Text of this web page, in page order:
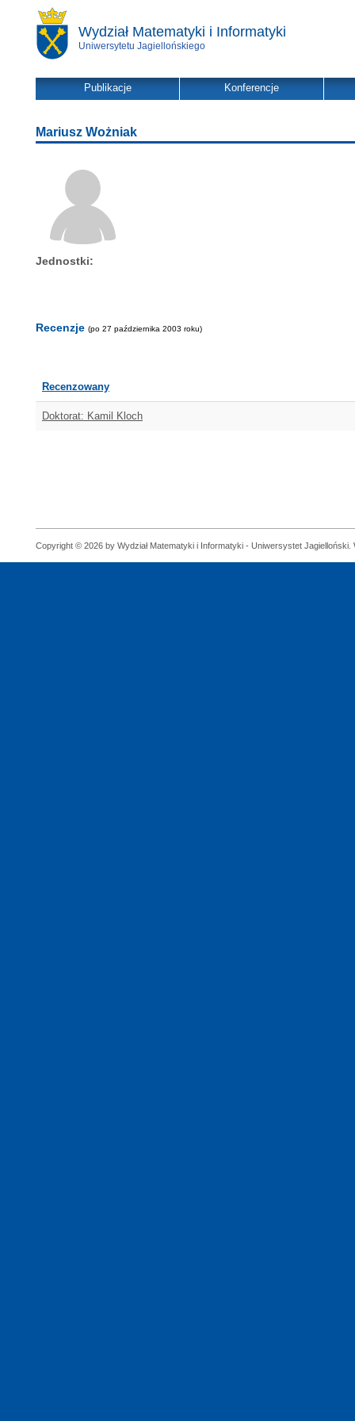
Wydział Matematyki i Informatyki
Uniwersytetu Jagiellońskiego
Publikacje Konferencje
Mariusz Wożniak
Jednostki:
Recenzje (po 27 października 2003 roku)
Recenzowany
Doktorat: Kamil Kloch
Copyright © 2026 by Wydział Matematyki i Informatyki - Uniwersystet